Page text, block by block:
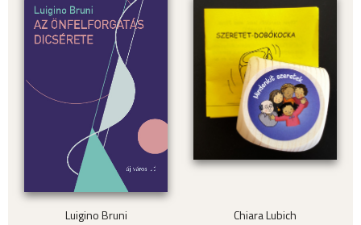
Luigino Bruni
Chiara Lubich